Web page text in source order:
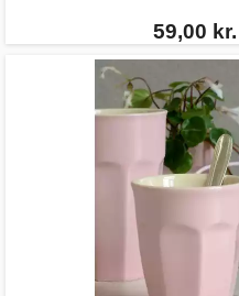
59,00 kr.